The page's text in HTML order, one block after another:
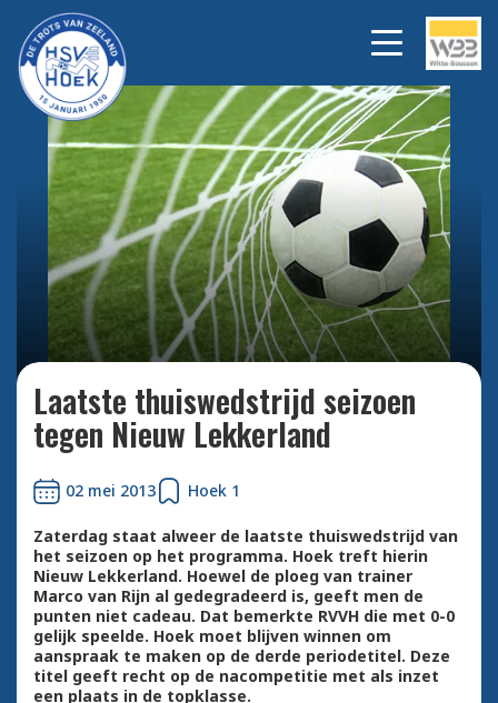
Bekijk alle foto's
Laatste thuiswedstrijd seizoen
tegen Nieuw Lekkerland
02 mei 2013 Hoek 1
Zaterdag staat alweer de laatste thuiswedstrijd van
het seizoen op het programma. Hoek treft hierin
Nieuw Lekkerland. Hoewel de ploeg van trainer
Marco van Rijn al gedegradeerd is, geeft men de
punten niet cadeau. Dat bemerkte RVVH die met 0-0
gelijk speelde. Hoek moet blijven winnen om
aanspraak te maken op de derde periodetitel. Deze
titel geeft recht op de nacompetitie met als inzet
een plaats in de topklasse.